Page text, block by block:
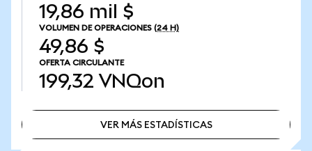
19,86 mil $
VOLUMEN DE OPERACIONES (24 H)
49,86 $
OFERTA CIRCULANTE
199,32 VNQon
VER MÁS ESTADÍSTICAS